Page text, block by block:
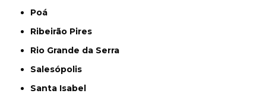
Poá
Ribeirão Pires
Rio Grande da Serra
Salesópolis
Santa Isabel